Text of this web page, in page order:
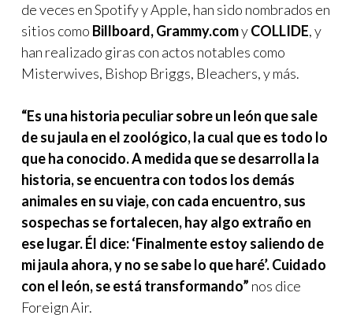
de veces en Spotify y Apple, han sido nombrados en
sitios como Billboard, Grammy.comyCOLLIDE, y
han realizado giras con actos notables como
Misterwives, Bishop Briggs, Bleachers, y más.
“Es una historia peculiar sobre un león que sale
de su jaula en el zoológico, la cual que es todo lo
que ha conocido. A medida que se desarrolla la
historia, se encuentra con todos los demás
animales en su viaje, con cada encuentro, sus
sospechas se fortalecen, hay algo extraño en
ese lugar. Él dice: ‘Finalmente estoy saliendo de
mi jaula ahora, y no se sabe lo que haré’. Cuidado
con el león, se está transformando” nos dice
Foreign Air.